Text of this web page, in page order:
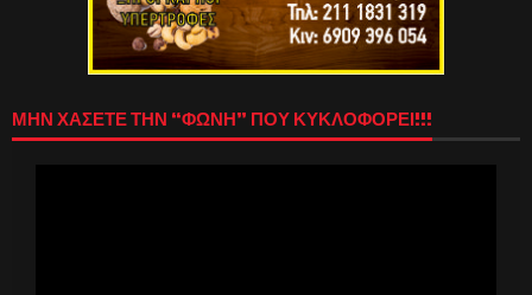
ΜΗΝ ΧΑΣΕΤΕ ΤΗΝ “ΦΩΝΗ” ΠΟΥ ΚΥΚΛΟΦΟΡΕΙ!!!